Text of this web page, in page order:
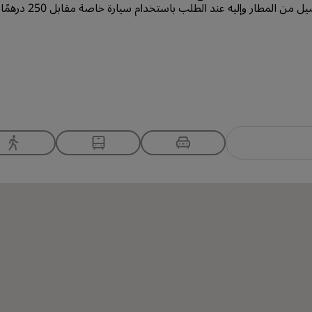
من المطار وإليه عند الطلب باستخدام سيارة خاصة مقابل 250 درهمًا إماراتيًا.